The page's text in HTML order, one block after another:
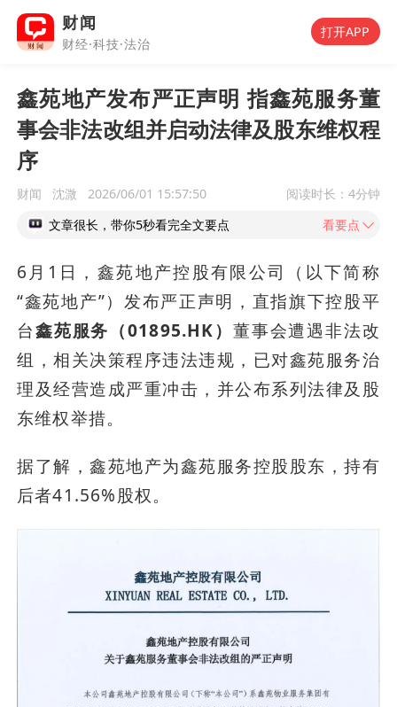
财闻
财经·科技·法治
打开APP
鑫苑地产发布严正声明 指鑫苑服务董
事会非法改组并启动法律及股东维权程
序
财闻 沈溦 2026/06/01 15:57:50 阅读时长： 4分钟
文章很长，带你5秒看完全文要点
看要点
6月1日，鑫苑地产控股有限公司（以下简称
“鑫苑地产”）发布严正声明，直指旗下控股平
台鑫苑服务（01895.HK） 董事会遭遇非法改
组，相关决策程序违法违规，已对鑫苑服务治
理及经营造成严重冲击，并公布系列法律及股
东维权举措。
据了解，鑫苑地产为鑫苑服务控股股东，持有
后者41.56%股权。